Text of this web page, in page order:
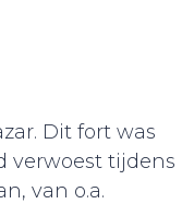
Dit fort was
verwoest tijdens
van o.a.